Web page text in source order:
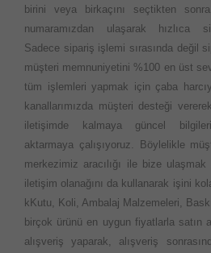
birini veya birkaçını seçtikten
numaramızdan ulaşarak hızlıca
Sadece sipariş işlemi sırasında değil
müşteri memnuniyetini %100 en üst
tüm işlemleri yapmak için çaba
kanallarımızda müşteri desteği
iletişimde kalmaya güncel
aktarmaya çalışıyoruz. Böylelikle
merkezimiz aracılığı ile bize
iletişim olanağını da kullanarak işini
kKutu, Koli, Ambalaj Malzemeleri,
birçok ürünü en uygun fiyatlarla satın
alışveriş yaparak, alışveriş